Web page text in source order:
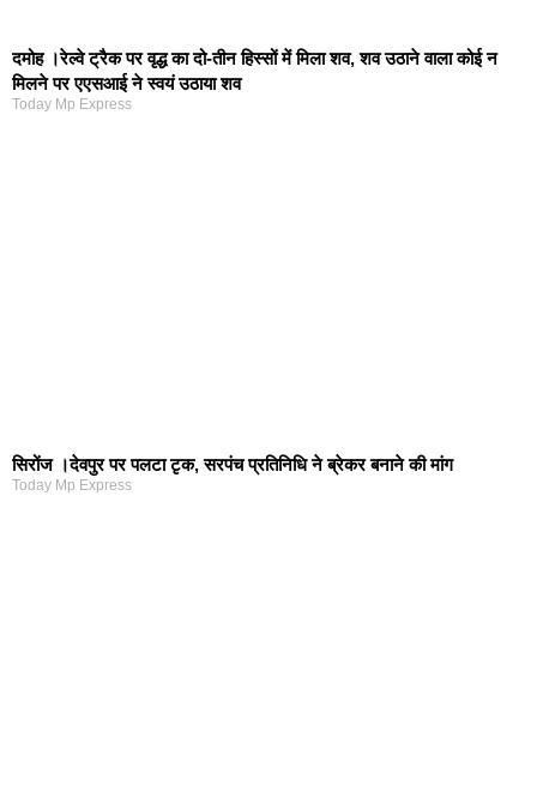
दमोह ।रेल्वे ट्रैक पर वृद्ध का दो-तीन हिस्सों में मिला शव, शव उठाने वाला कोई न
मिलने पर एएसआई ने स्वयं उठाया शव
Today Mp Express
सिरोंज ।देवपुर पर पलटा टृक, सरपंच प्रतिनिधि ने ब्रेकर बनाने की मांग
Today Mp Express